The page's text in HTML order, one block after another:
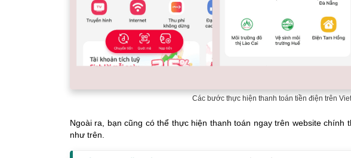
Các bước thực hiện thanh toán tiền điện trên
Ngoài ra, bạn cũng có thể thực hiện thanh toán ngay trên website chính
như trên.